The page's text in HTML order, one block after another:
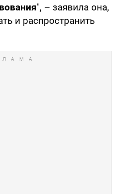
", – заявила она,
и распространить